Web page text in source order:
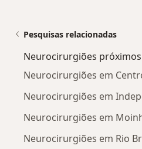
Pesquisas relacionadas
Neurocirurgiões próximos
Neurocirurgiões em
Neurocirurgiões em
Neurocirurgiões em
Neurocirurgiões em Rio